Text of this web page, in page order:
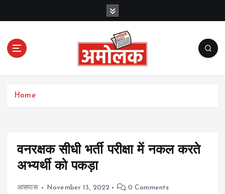
c
Amolak News
Home
वनरक्षक सीधी भर्ती परीक्षा में नकल करते
अभ्यर्थी को पकड़ा
आसपास November 13, 2022 0 Comments